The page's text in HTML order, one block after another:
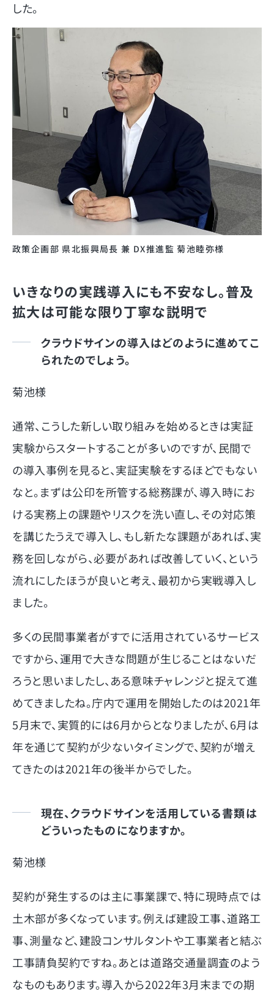
した。
政策企画部 県北振興局長 兼 DX推進監 菊池睦弥様
いきなりの実践導入にも不安なし。普及
拡大は可能な限り丁寧な説明で
クラウドサインの導入はどのように進めてこ
られたのでしょう。
菊池様
通常、こうした新しい取り組みを始めるときは実証
実験からスタートすることが多いのですが、民間で
の導入事例を見ると、実証実験をするほどでもない
なと。まずは公印を所管する総務課が、導入時にお
ける実務上の課題やリスクを洗い直し、その対応策
を講じたうえで導入し、もし新たな課題があれば、実
務を回しながら、必要があれば改善していく、という
流れにしたほうが良いと考え、最初から実戦導入し
ました。
多くの民間事業者がすでに活用されているサービス
ですから、運用で大きな問題が生じることはないだ
ろうと思いましたし、ある意味チャレンジと捉えて進
めてきましたね。庁内で運用を開始したのは2021年
5月末で、実質的には6月からとなりましたが、6月は
年を通じて契約が少ないタイミングで、契約が増え
てきたのは2021年の後半からでした。
現在、クラウドサインを活用している書類は
どういったものになりますか。
菊池様
契約が発生するのは主に事業課で、特に現時点では
土木部が多くなっています。例えば建設工事、道路工
事、測量など、建設コンサルタントや工事業者と結ぶ
工事請負契約ですね。あとは道路交通量調査のよう
なものもあります。導入から2022年3月末までの期